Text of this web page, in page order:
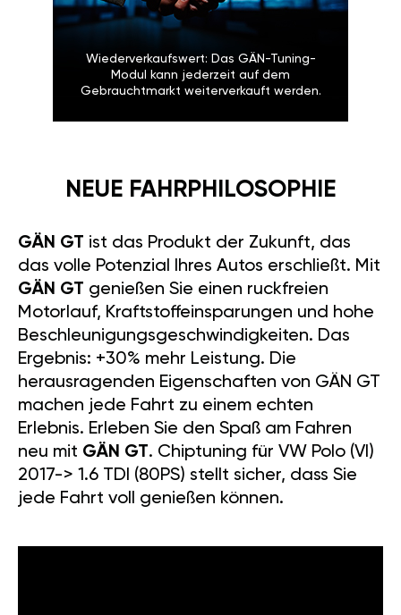
Wiederverkaufswert: Das GÄN-Tuning-
Modul kann jederzeit auf dem
Gebrauchtmarkt weiterverkauft werden.
NEUE FAHRPHILOSOPHIE
GÄN GT ist das Produkt der Zukunft, das
das volle Potenzial Ihres Autos erschließt. Mit
GÄN GT genießen Sie einen ruckfreien
Motorlauf, Kraftstoffeinsparungen und hohe
Beschleunigungsgeschwindigkeiten. Das
Ergebnis: +30% mehr Leistung. Die
herausragenden Eigenschaften von GÄN GT
machen jede Fahrt zu einem echten
Erlebnis. Erleben Sie den Spaß am Fahren
neu mit GÄN GT. Chiptuning für VW Polo (VI)
2017-> 1.6 TDI (80PS) stellt sicher, dass Sie
jede Fahrt voll genießen können.